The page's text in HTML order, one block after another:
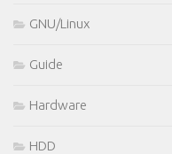
GNU/Linux
Guide
Hardware
HDD